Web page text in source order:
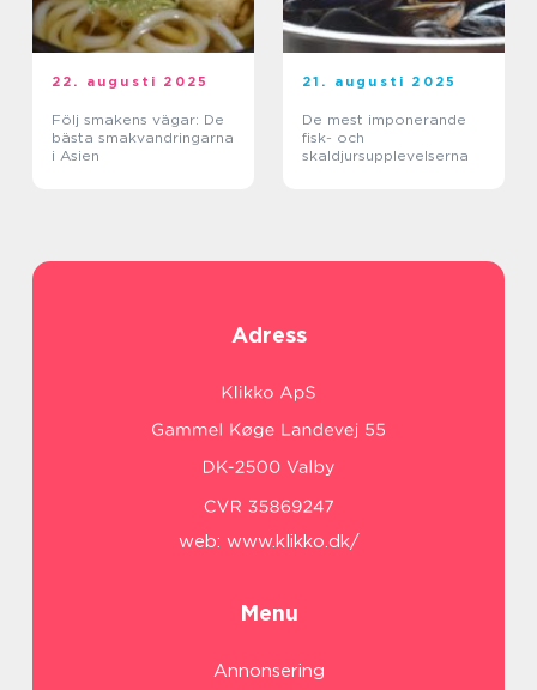
22. augusti 2025
Följ smakens vägar: De
bästa smakvandringarna
i Asien
21. augusti 2025
De mest imponerande
fisk- och
skaldjursupplevelserna
Adress
web: www.klikko.dk/
Menu
Annonsering